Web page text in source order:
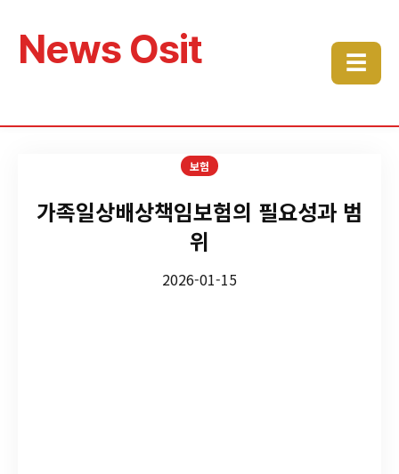
News Osit ☰
보험
가족일상배상책임보험의 필요성과 범
위
2026-01-15